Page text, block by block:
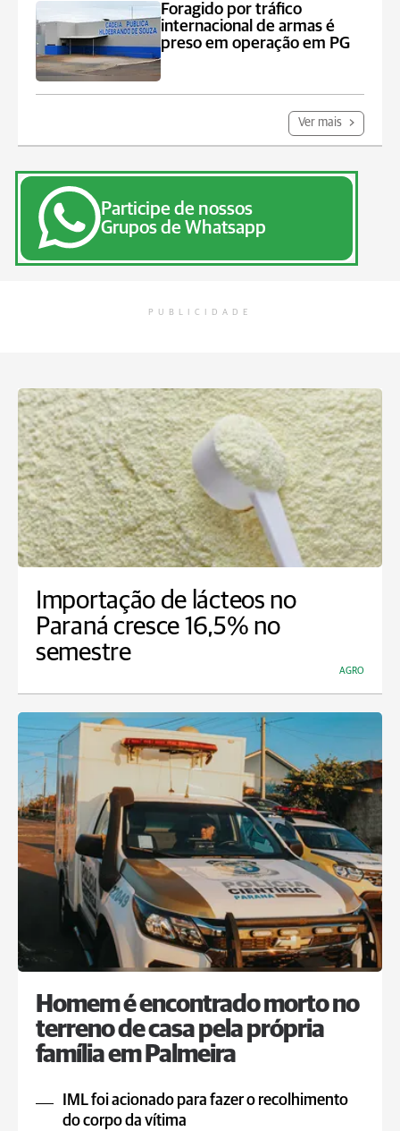
Foragido por tráfico
internacional de armas é
preso em operação em PG
Ver mais
Participe de nossos
Grupos de Whatsapp
PUBLICIDADE
Importação de lácteos no
Paraná cresce 16,5% no
semestre
AGRO
Homem é encontrado morto no
terreno de casa pela própria
família em Palmeira
IML foi acionado para fazer o recolhimento
do corpo da vítima